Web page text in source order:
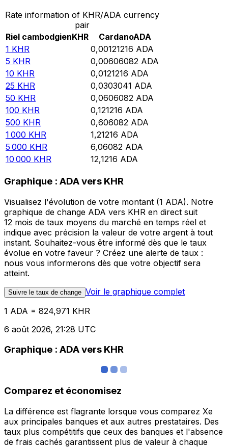
Rate information of KHR/ADA currency
pair
Riel cambodgienKHR CardanoADA
1 KHR 0,00121216 ADA
5 KHR 0,00606082 ADA
10 KHR 0,0121216 ADA
25 KHR 0,0303041 ADA
50 KHR 0,0606082 ADA
100 KHR 0,121216 ADA
500 KHR 0,606082 ADA
1 000 KHR 1,21216 ADA
5 000 KHR 6,06082 ADA
10 000 KHR 12,1216 ADA
Graphique : ADA vers KHR
Visualisez l'évolution de votre montant (1 ADA). Notre
graphique de change ADA vers KHR en direct suit
12 mois de taux moyens du marché en temps réel et
indique avec précision la valeur de votre argent à tout
instant. Souhaitez-vous être informé dès que le taux
évolue en votre faveur ? Créez une alerte de taux :
nous vous informerons dès que votre objectif sera
atteint.
Suivre le taux de change Voir le graphique complet
1 ADA = 824,971 KHR
6 août 2026, 21:28 UTC
Graphique : ADA vers KHR
Comparez et économisez
La différence est flagrante lorsque vous comparez Xe
aux principales banques et aux autres prestataires. Des
taux plus compétitifs que ceux des banques et l'absence
de frais cachés garantissent plus de valeur à chaque